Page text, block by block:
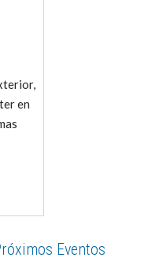
en
Eventos